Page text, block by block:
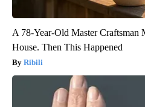
A 78-Year-Old Master Craftsman
House. Then This Happened
Ribili